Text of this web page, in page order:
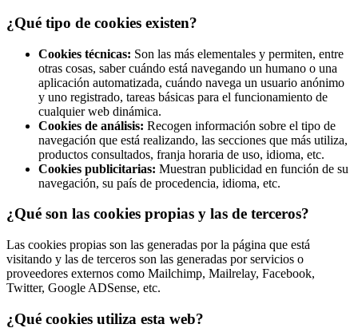
¿Qué tipo de cookies existen?
Cookies técnicas: Son las más elementales y permiten, entre
otras cosas, saber cuándo está navegando un humano o una
aplicación automatizada, cuándo navega un usuario anónimo
y uno registrado, tareas básicas para el funcionamiento de
cualquier web dinámica.
Cookies de análisis: Recogen información sobre el tipo de
navegación que está realizando, las secciones que más utiliza,
productos consultados, franja horaria de uso, idioma, etc.
Cookies publicitarias: Muestran publicidad en función de su
navegación, su país de procedencia, idioma, etc.
¿Qué son las cookies propias y las de terceros?
Las cookies propias son las generadas por la página que está
visitando y las de terceros son las generadas por servicios o
proveedores externos como Mailchimp, Mailrelay, Facebook,
Twitter, Google ADSense, etc.
¿Qué cookies utiliza esta web?